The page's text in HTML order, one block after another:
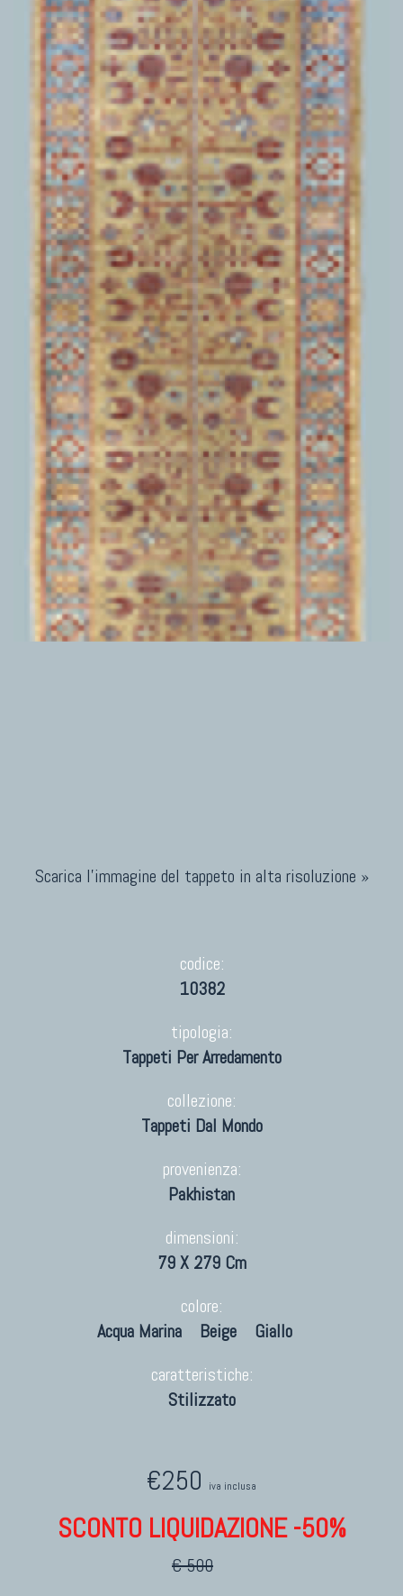
Scarica l'immagine del tappeto in alta risoluzione »
codice:
10382
tipologia:
Tappeti Per Arredamento
collezione:
Tappeti Dal Mondo
provenienza:
Pakhistan
dimensioni:
79 X 279 Cm
colore:
Acqua Marina
Beige
Giallo
caratteristiche:
Stilizzato
€250 iva inclusa
SCONTO LIQUIDAZIONE -50%
€ 500